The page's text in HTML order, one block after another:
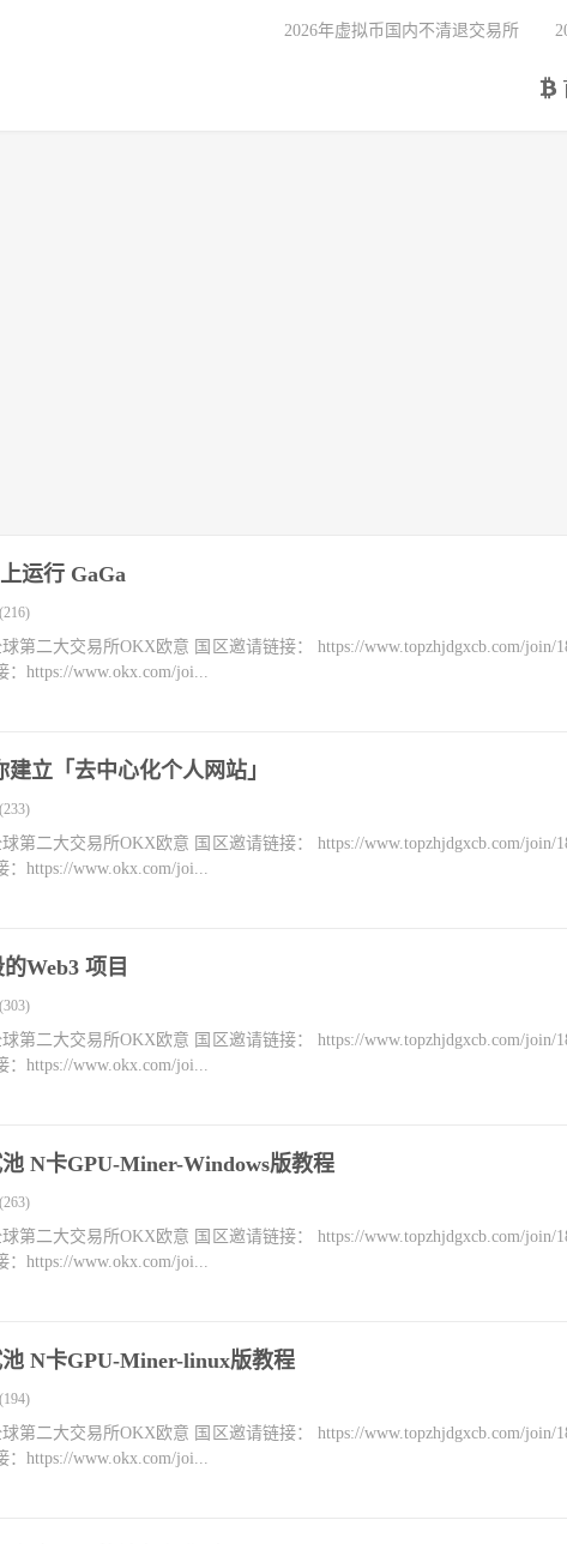
2026年虚拟币国内不清退交易所
运行 GaGa
第二大交易所OKX欧意 国区邀请链接： https://www.topzhjdgxcb.com/join/
https://www.okx.com/joi...
立「去中心化个人网站」
第二大交易所OKX欧意 国区邀请链接： https://www.topzhjdgxcb.com/join/
https://www.okx.com/joi...
Web3 项目
第二大交易所OKX欧意 国区邀请链接： https://www.topzhjdgxcb.com/join/
https://www.okx.com/joi...
N卡GPU-Miner-Windows版教程
第二大交易所OKX欧意 国区邀请链接： https://www.topzhjdgxcb.com/join/
https://www.okx.com/joi...
N卡GPU-Miner-linux版教程
第二大交易所OKX欧意 国区邀请链接： https://www.topzhjdgxcb.com/join/
https://www.okx.com/joi...